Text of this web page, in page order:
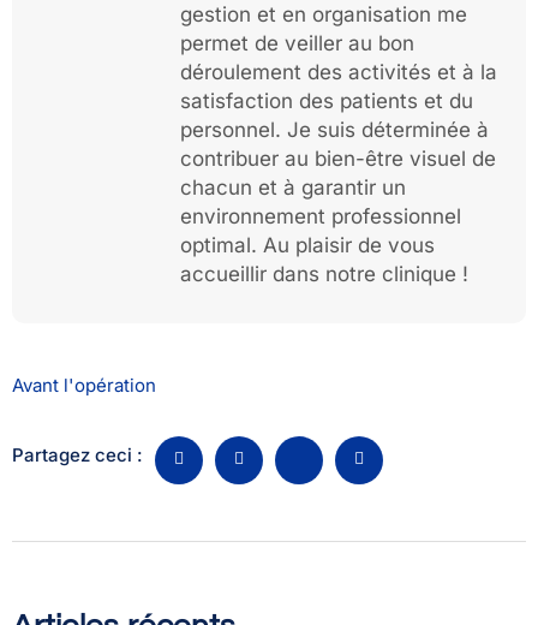
gestion et en organisation me
permet de veiller au bon
déroulement des activités et à la
satisfaction des patients et du
personnel. Je suis déterminée à
contribuer au bien-être visuel de
chacun et à garantir un
environnement professionnel
optimal. Au plaisir de vous
accueillir dans notre clinique !
Avant l'opération
Partagez ceci :